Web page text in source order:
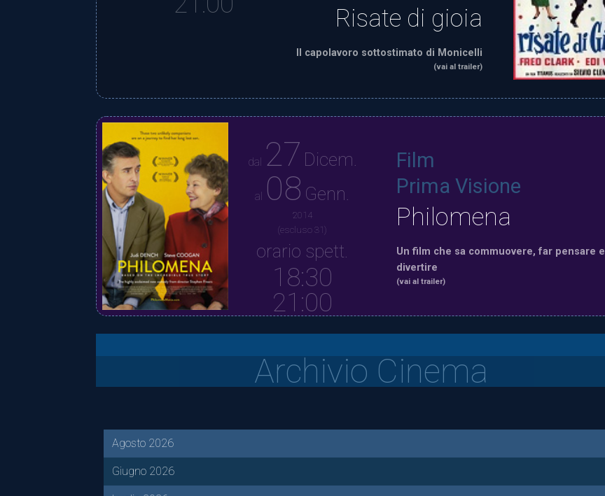
Risate di gioia
Il capolavoro sottostimato di Monicelli
(vai al trailer)
dal 27 Dicem.
al 08 Genn.
2014
(escluso 31)
orario spett.
18:30
21:00
Film
Prima Visione
Philomena
Un film che sa commuovere, far pensare e
divertire
(vai al trailer)
Archivio Cinema
Agosto 2026
Giugno 2026